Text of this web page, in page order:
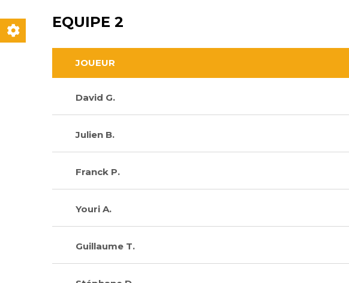
EQUIPE 2
JOUEUR
David G.
Julien B.
Franck P.
Youri A.
Guillaume T.